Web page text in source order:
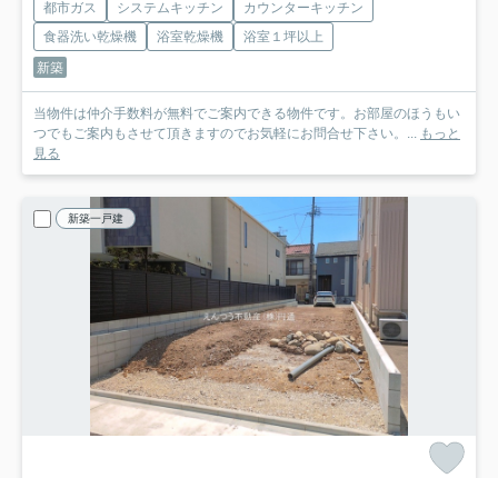
都市ガス システムキッチン
カウンターキッチン
食器洗い乾燥機
浴室乾燥機
浴室１坪以上
新築
当物件は仲介手数料が無料でご案内できる物件です。お部屋のほうもい
つでもご案内もさせて頂きますのでお気軽にお問合せ下さい。... もっと
見る
新築一戸建